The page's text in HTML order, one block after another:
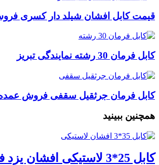
قیمت کابل افشان شیلد دار کسری
کابل فرمان 30 رشته نمایندگی تبریز
کابل فرمان جرثقیل سقفی فروش عمده
همچنین ببینید
کابل 25*3 لاستیکی افشان یزد فروش ویژه